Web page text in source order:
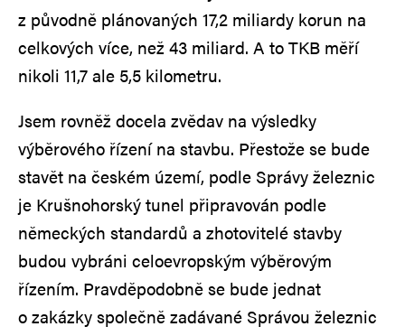
z původně plánovaných 17,2 miliardy korun na
celkových více, než 43 miliard. A to TKB měří
nikoli 11,7 ale 5,5 kilometru.
Jsem rovněž docela zvědav na výsledky
výběrového řízení na stavbu. Přestože se bude
stavět na českém území, podle Správy železnic
je Krušnohorský tunel připravován podle
německých standardů a zhotovitelé stavby
budou vybráni celoevropským výběrovým
řízením. Pravděpodobně se bude jednat
o zakázky společně zadávané Správou železnic